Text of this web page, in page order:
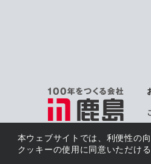
本ウェブサイトでは、利便性の
クッキーの使用に同意いただけ